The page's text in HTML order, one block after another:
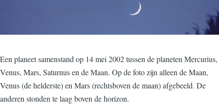
Een planeet samenstand op 14 mei 2002 tussen de planeten Mercurius,
Venus, Mars, Saturnus en de Maan. Op de foto zijn alleen de Maan,
Venus (de helderste) en Mars (rechtsboven de maan) afgebeeld. De
anderen stonden te laag boven de horizon.